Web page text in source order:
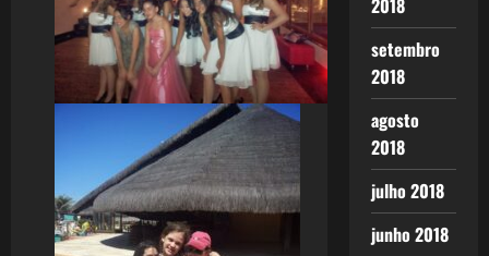
2018
setembro
2018
agosto
2018
julho 2018
junho 2018